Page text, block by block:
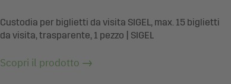
Custodia per biglietti da visita SIGEL, max. 15 biglietti
da visita, trasparente, 1 pezzo | SIGEL
Scopri il prodotto